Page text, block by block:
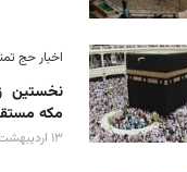
اخبار حج تمتع ۱۴۴۷
مکه
۱۳ اردیبهشت ۱۴۰۵